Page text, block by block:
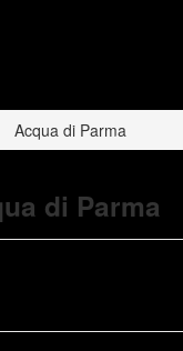
Acqua di Parma
di Parma